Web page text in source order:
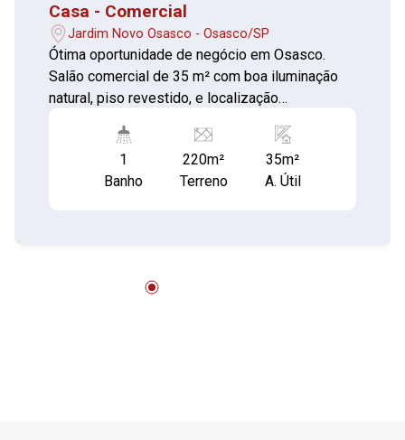
Casa - Comercial
Jardim Novo Osasco - Osasco/SP
Ótima oportunidade de negócio em Osasco.
Salão comercial de 35 m² com boa iluminação
natural, piso revestido, e localização
ramo de atuação, Excelente visibilidade e
movimento de pessoas, Acesso fácil a
transportes públicos e vias principais Salão
1
Banho
220m²
Terreno
35m²
A. Útil